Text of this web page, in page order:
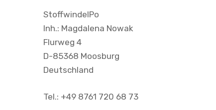
StoffwindelPo
Inh.: Magdalena Nowak
Flurweg 4
D-85368 Moosburg
Deutschland
Tel.: +49 8761 720 68 73